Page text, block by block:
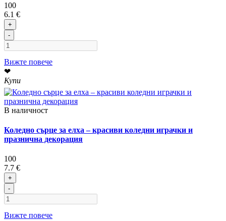
100
6.1 €
+
-
Вижте повече
❤
Купи
В наличност
Коледно сърце за елха – красиви коледни играчки и
празнична декорация
100
7.7 €
+
-
Вижте повече